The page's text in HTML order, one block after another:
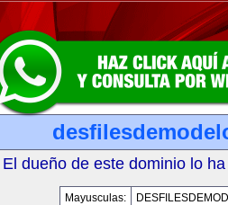
El dueño de este dominio lo
Mayusculas: